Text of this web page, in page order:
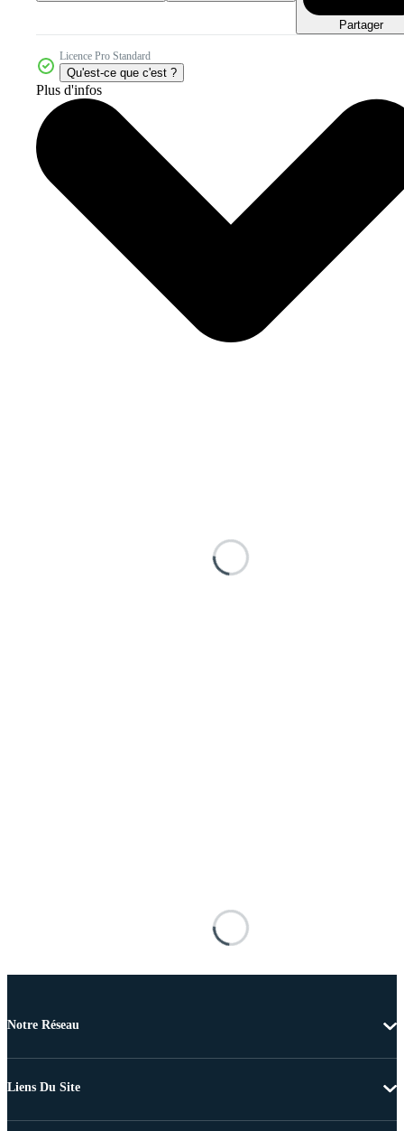
Partager
Licence Pro Standard
Qu'est-ce que c'est ?
Plus d'infos
Notre Réseau
Liens Du Site